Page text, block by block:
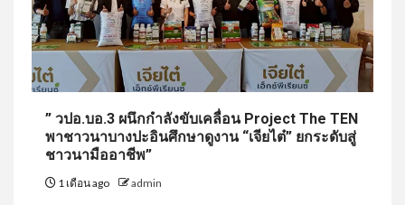
” วปอ.บอ.3 ผนึกกำลังขับเคลื่อน Project The TEN
พาชาวนาบางปะอินศึกษาดูงาน “เจียไต๋” ยกระดับสู่
ชาวนามืออาชีพ”
1 เดือน ago admin